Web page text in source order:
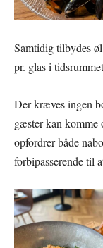
Samtidig tilbydes
pr. glas i
Der kræves ingen
gæster kan komme
opfordrer både
forbipasserende til